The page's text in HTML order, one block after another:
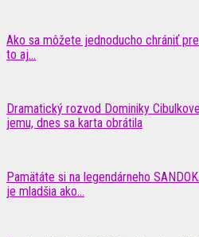
Ako sa môžete jednoducho chrániť
to aj...
Dramatický rozvod Dominiky
jemu, dnes sa karta obrátila
Pamätáte si na legendárneho
je mladšia ako...